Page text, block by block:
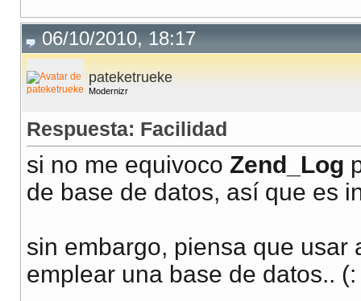
06/10/2010, 18:17
pateketrueke
Modernizr
Respuesta: Facilidad
si no me equivoco Zend_Log
de base de datos, así que es
sin embargo, piensa que usar
emplear una base de datos.. (: